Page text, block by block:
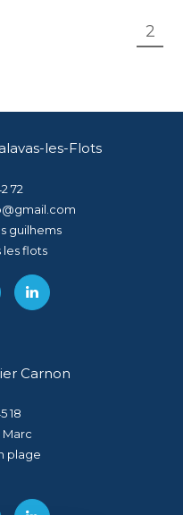
2
les-Flots
72
guilhems
les flots
Carnon
18
Marc
plage